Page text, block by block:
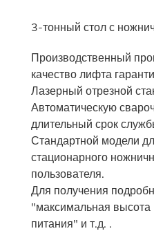
3-тонный стол с
Производственный
качество лифта
Лазерный отрезной
Автоматическую
длительный срок
Стандартной модели
стационарного
пользователя.
Для получения
"максимальная
питания" и т.д. .